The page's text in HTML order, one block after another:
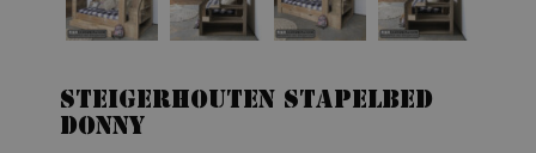
Steigerhouten stapelbed
Donny